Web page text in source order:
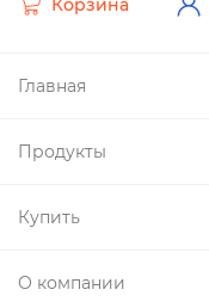
Главная
Продукты
Купить
О компании
Корзина